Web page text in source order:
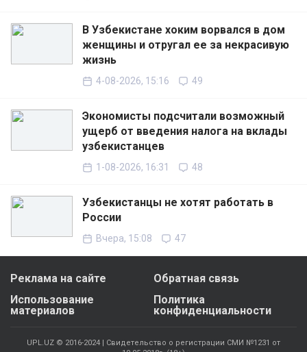
В Узбекистане хоким ворвался в дом
женщины и отругал ее за некрасивую
жизнь
4-08-2026, 15:16 49
Экономисты подсчитали возможный
ущерб от введения налога на вклады
узбекистанцев
1-08-2026, 16:31 48
Узбекистанцы не хотят работать в
России
Вчера, 15:08 47
Реклама на сайте
Обратная связь
Использование
материалов
Политика
конфиденциальности
UPL.UZ © 2016-2024 | Свидетельство о регистрации СМИ №1231 от